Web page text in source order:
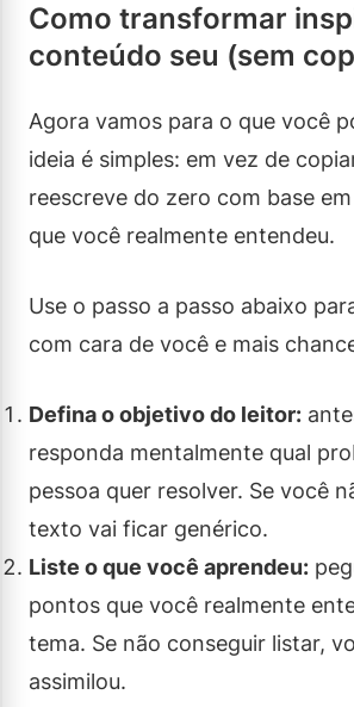
Como transformar
conteúdo seu (sem
Agora vamos para o que você
ideia é simples: em vez de
reescreve do zero com base
que você realmente entendeu.
Use o passo a passo abaixo
com cara de você e mais
Defina o objetivo do leitor:
responda mentalmente qual
pessoa quer resolver. Se você
texto vai ficar genérico.
Liste o que você aprendeu:
pontos que você realmente
tema. Se não conseguir listar,
assimilou.